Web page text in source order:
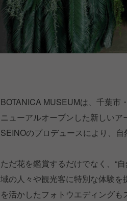
BOTANICA MUSEUMは、千葉市
ニューアルオープンした新しい
SEINOのプロデュースにより、
ただ花を鑑賞するだけでなく、“
域の人々や観光客に特別な体験
を活かしたフォトウエディング